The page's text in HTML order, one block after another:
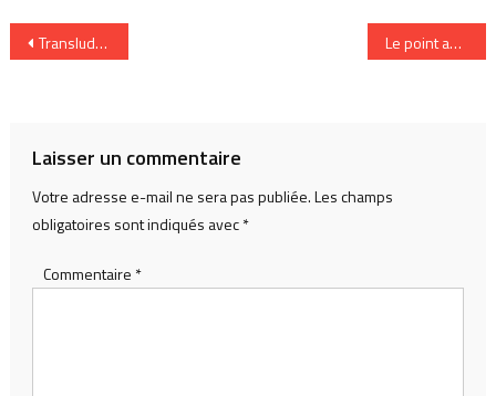
Navigation
Transludation Le point aveugle des tests d’utilisabilité
Laisser un commentaire
Votre adresse e-mail ne sera pas publiée.Les champs
obligatoires sont indiqués avec*
Commentaire *